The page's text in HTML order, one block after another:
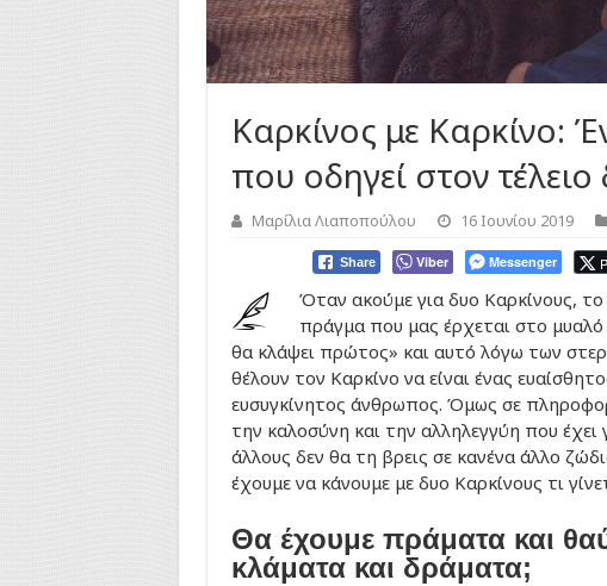
Καρκίνος με Καρκίνο:
που οδηγεί στον
Μαρίλια Λιαποπούλου 16 Ιουνίου 2019
Share Viber Messenger
Όταν ακούμε για δυο Καρκίνους,
πράγμα που μας έρχεται στο μυαλό
θα κλάψει πρώτος» και αυτό λόγω των
θέλουν τον Καρκίνο να είναι ένας
ευσυγκίνητος άνθρωπος. Όμως σε
την καλοσύνη και την αλληλεγγύη που έχει
άλλους δεν θα τη βρεις σε κανένα άλλο
έχουμε να κάνουμε με δυο Καρκίνους τι
Θα έχουμε πράματα και
κλάματα και δράματα;